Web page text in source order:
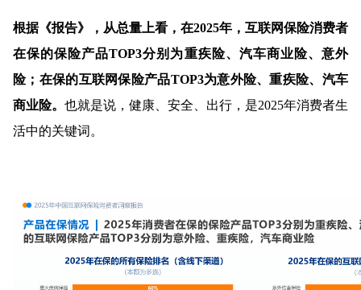
根据《报告》，从总量上看，在2025年，互联网保险消费者
在保的保险产品TOP3分别为重疾险、汽车商业险、意外
险；在保的互联网保险产品TOP3为意外险、重疾险、汽车
商业险。 也就是说，健康、安全、出行，是2025年消费者生
活中的关键词。